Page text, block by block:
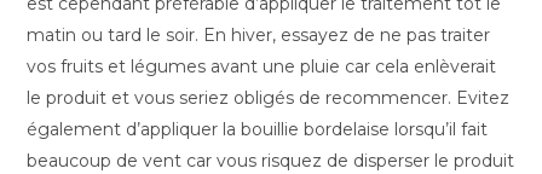
matin ou tard le soir. En hiver, essayez de ne pas traiter
vos fruits et légumes avant une pluie car cela enlèverait
le produit et vous seriez obligés de recommencer. Evitez
également d’appliquer la bouillie bordelaise lorsqu’il fait
beaucoup de vent car vous risquez de disperser le produit